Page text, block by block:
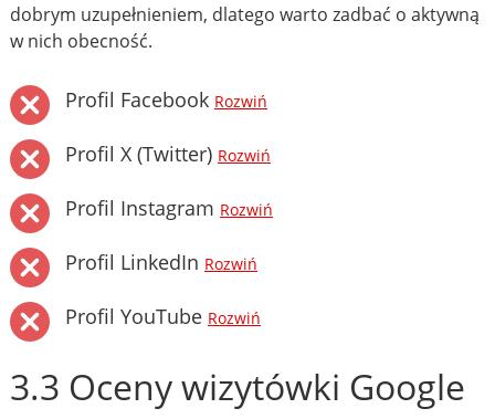
dobrym uzupełnieniem, dlatego warto zadbać o aktywną
w nich obecność.
Profil Facebook Rozwiń
Profil X (Twitter) Rozwiń
Profil Instagram Rozwiń
Profil LinkedIn Rozwiń
Profil YouTube Rozwiń
3.3 Oceny wizytówki Google